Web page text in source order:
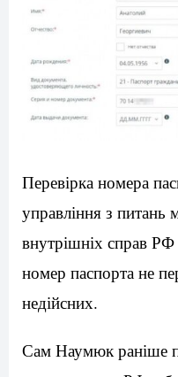
Перевірка номера
управління з питань
внутрішніх справ
номер паспорта не
недійсних.
Сам Наумюк раніше